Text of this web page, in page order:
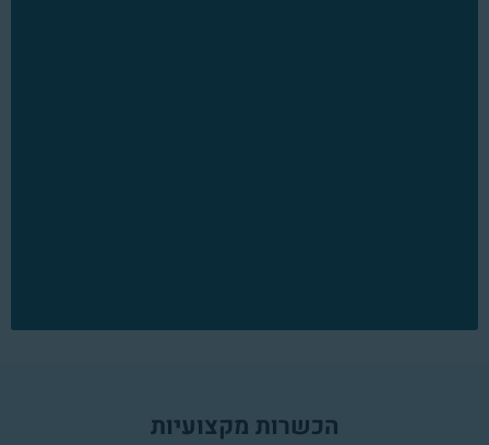
הכשרות מקצועיות